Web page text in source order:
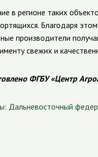
в регионе таких
Благодаря
производители
свежих и
ФГБУ «Центр
Дальневосточный